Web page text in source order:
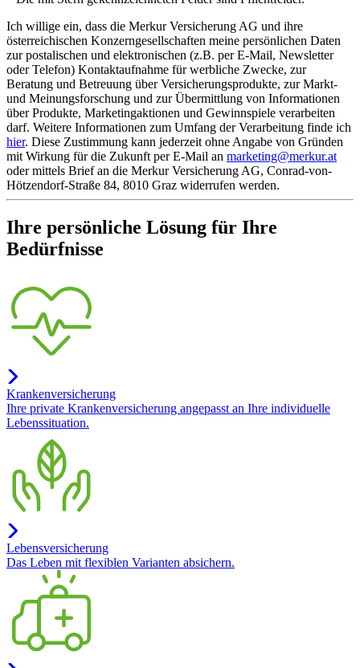
Ich willige ein, dass die Merkur Versicherung AG und ihre
österreichischen Konzerngesellschaften meine persönlichen Daten
zur postalischen und elektronischen (z.B. per E-Mail, Newsletter
oder Telefon) Kontaktaufnahme für werbliche Zwecke, zur
Beratung und Betreuung über Versicherungsprodukte, zur Markt-
und Meinungsforschung und zur Übermittlung von Informationen
über Produkte, Marketingaktionen und Gewinnspiele verarbeiten
darf. Weitere Informationen zum Umfang der Verarbeitung finde ich
hier. Diese Zustimmung kann jederzeit ohne Angabe von Gründen
mit Wirkung für die Zukunft per E-Mail an marketing@merkur.at
oder mittels Brief an die Merkur Versicherung AG, Conrad-von-
Hötzendorf-Straße 84, 8010 Graz widerrufen werden.
Ihre persönliche Lösung für Ihre
Bedürfnisse
Krankenversicherung
Ihre private Krankenversicherung angepasst an Ihre individuelle
Lebenssituation.
Lebensversicherung
Das Leben mit flexiblen Varianten absichern.